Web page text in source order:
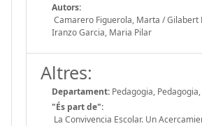
Autors:
Camarero Figuerola, Marta / Gilabert
Iranzo Garcia, Maria Pilar
Altres:
Departament: Pedagogia,
"És part de":
La Convivencia Escolar. Un